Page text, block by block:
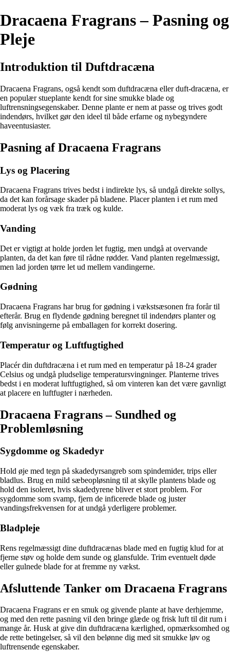
Dracaena Fragrans – Pasning og
Pleje
Introduktion til Duftdracæna
Dracaena Fragrans, også kendt som duftdracæna eller duft-dracæna, er
en populær stueplante kendt for sine smukke blade og
luftrensningsegenskaber. Denne plante er nem at passe og trives godt
indendørs, hvilket gør den ideel til både erfarne og nybegyndere
haveentusiaster.
Pasning af Dracaena Fragrans
Lys og Placering
Dracaena Fragrans trives bedst i indirekte lys, så undgå direkte sollys,
da det kan forårsage skader på bladene. Placer planten i et rum med
moderat lys og væk fra træk og kulde.
Vanding
Det er vigtigt at holde jorden let fugtig, men undgå at overvande
planten, da det kan føre til rådne rødder. Vand planten regelmæssigt,
men lad jorden tørre let ud mellem vandingerne.
Gødning
Dracaena Fragrans har brug for gødning i vækstsæsonen fra forår til
efterår. Brug en flydende gødning beregnet til indendørs planter og
følg anvisningerne på emballagen for korrekt dosering.
Temperatur og Luftfugtighed
Placér din duftdracæna i et rum med en temperatur på 18-24 grader
Celsius og undgå pludselige temperatursvingninger. Planterne trives
bedst i en moderat luftfugtighed, så om vinteren kan det være gavnligt
at placere en luftfugter i nærheden.
Dracaena Fragrans – Sundhed og
Problemløsning
Sygdomme og Skadedyr
Hold øje med tegn på skadedyrsangreb som spindemider, trips eller
bladlus. Brug en mild sæbeopløsning til at skylle plantens blade og
hold den isoleret, hvis skadedyrene bliver et stort problem. For
sygdomme som svamp, fjern de inficerede blade og juster
vandingsfrekvensen for at undgå yderligere problemer.
Bladpleje
Rens regelmæssigt dine duftdracænas blade med en fugtig klud for at
fjerne støv og holde dem sunde og glansfulde. Trim eventuelt døde
eller gulnede blade for at fremme ny vækst.
Afsluttende Tanker om Dracaena Fragrans
Dracaena Fragrans er en smuk og givende plante at have derhjemme,
og med den rette pasning vil den bringe glæde og frisk luft til dit rum i
mange år. Husk at give din duftdracæna kærlighed, opmærksomhed og
de rette betingelser, så vil den belønne dig med sit smukke løv og
luftrensende egenskaber.